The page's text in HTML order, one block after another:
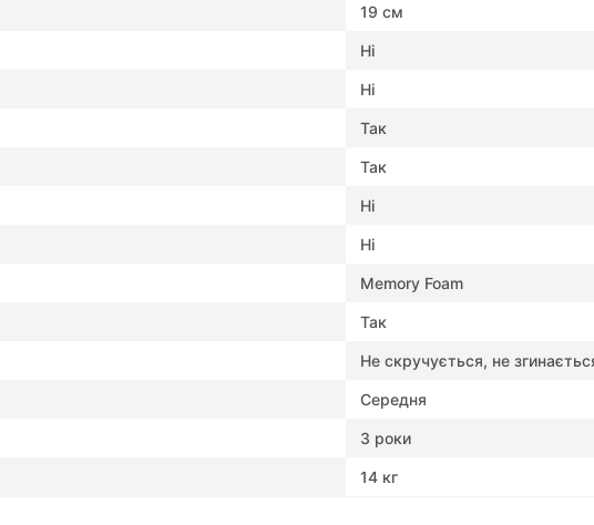
19 см
Ні
Ні
Так
Так
Ні
Ні
Memory Foam
Так
Не скручується, не
Середня
3 роки
14 кг